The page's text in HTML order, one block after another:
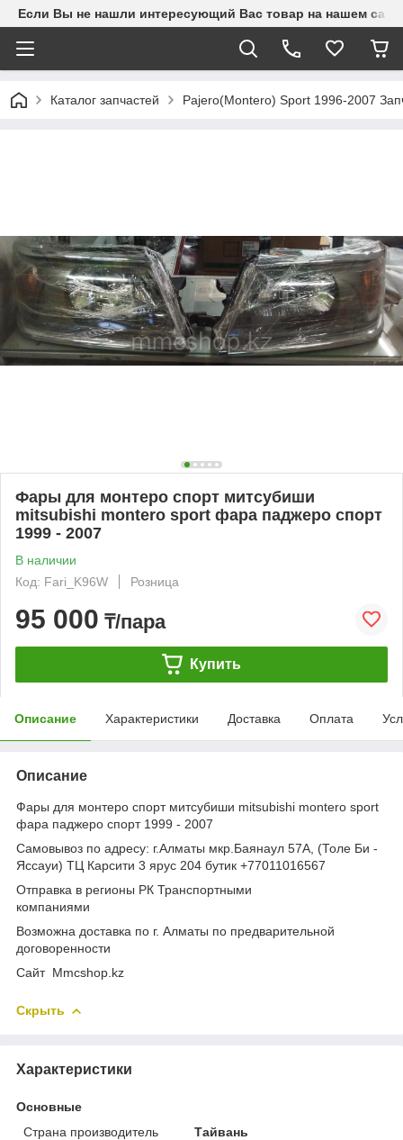
Если Вы не нашли интересующий Вас товар на нашем
Каталог запчастей Pajero(Montero) Sport 1996-2007
Фары для монтеро спорт митсубиши
mitsubishi montero sport фара паджеро спорт
1999 - 2007
В наличии
Код: Fari_K96W
Розница
95 000 ₸/пара
Купить
Описание Характеристики Доставка Оплата
Описание
Фары для монтеро спорт митсубиши mitsubishi montero sport
фара паджеро спорт 1999 - 2007
Самовывоз по адресу: г.Алматы мкр.Баянаул 57А, (Толе Би -
Яссауи) ТЦ Карсити 3 ярус 204 бутик +77011016567
Отправка в регионы РК Транспортными
компаниями
Возможна доставка по г. Алматы по предварительной
договоренности
Cайт Mmcshop.kz
Скрыть
Характеристики
Основные
Страна производитель
Тайвань